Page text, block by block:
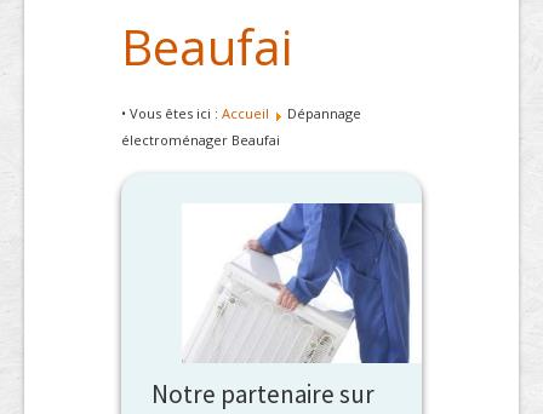
Beaufai
• Vous êtes ici : Accueil
Dépannage
électroménager Beaufai
Notre partenaire sur